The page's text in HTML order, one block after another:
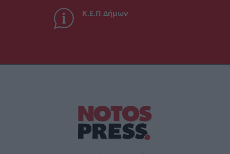
Κ.Ε.Π Δήμων